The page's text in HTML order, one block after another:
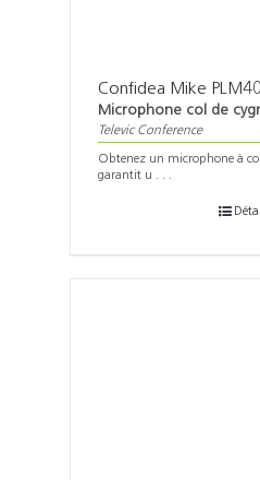
Confidea Mike
Microphone col de
Televic Conference
Obtenez un microphone à
garantit u . . .